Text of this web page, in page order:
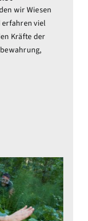
wir Wiesen
erfahren viel
Kräfte der